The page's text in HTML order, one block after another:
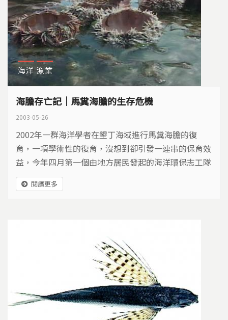
海洋 漁業
海膽存亡記｜馬糞海膽的生存危機
2003-05-26
2002年一群海洋學者在墾丁海域進行馬糞海膽的復
育，一項學術性的復育，沒想到卻引發一連串的保育效
益，今年四月第一個由地方居民發起的海洋環保志工隊
正式在墾丁後壁湖成立了，這群志工們會站出來，不只
為了保護失而復得的海膽，也為了挽救珊瑚礁，更重要
閱讀更多